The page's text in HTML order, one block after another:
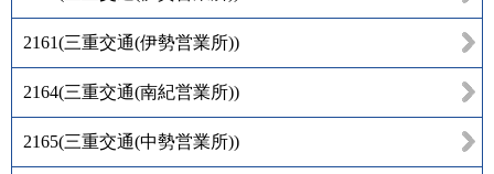
2161(三重交通(伊勢営業所))
2164(三重交通(南紀営業所))
2165(三重交通(中勢営業所))